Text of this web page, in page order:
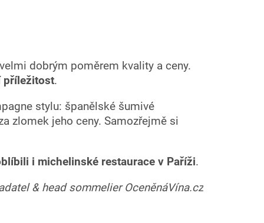
dobrým poměrem kvality a ceny.
příležitost.
stylu: španělské šumivé
zlomek jeho ceny. Samozřejmě si
i michelinské restaurace v Paříži.
& head sommelier OceněnáVína.cz